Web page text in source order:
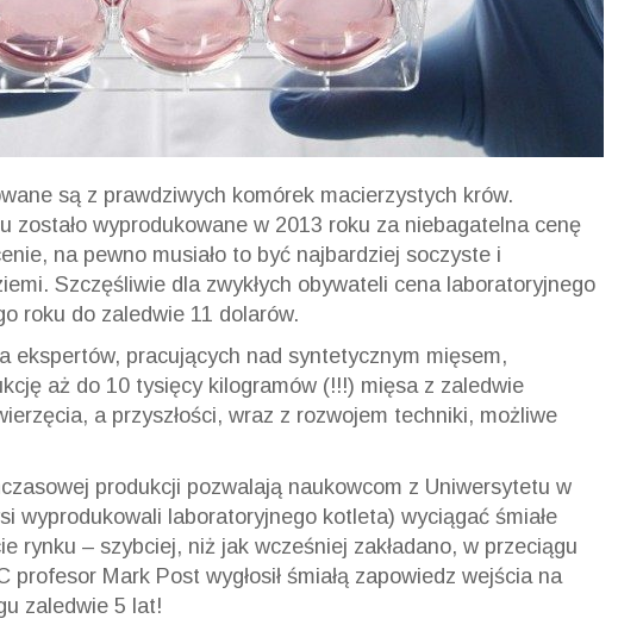
są z prawdziwych komórek macierzystych krów.
zostało wyprodukowane w 2013 roku za niebagatelna cenę
na pewno musiało to być najbardziej soczyste i
Szczęśliwie dla zwykłych obywateli cena laboratoryjnego
roku do zaledwie 11 dolarów.
ekspertów, pracujących nad syntetycznym mięsem,
aż do 10 tysięcy kilogramów (!!!) mięsa z zaledwie
a przyszłości, wraz z rozwojem techniki, możliwe
produkcji pozwalają naukowcom z Uniwersytetu w
wyprodukowali laboratoryjnego kotleta) wyciągać śmiałe
rynku – szybciej, niż jak wcześniej zakładano, w przeciągu
Mark Post wygłosił śmiałą zapowiedz wejścia na
zaledwie 5 lat!